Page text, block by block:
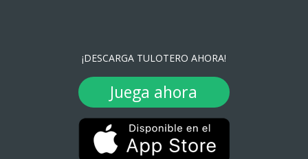
¡DESCARGA TULOTERO AHORA!
Juega ahora